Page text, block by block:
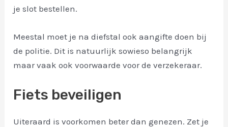
je slot bestellen.
Meestal moet je na diefstal ook aangifte doen bij
de politie. Dit is natuurlijk sowieso belangrijk
maar vaak ook voorwaarde voor de verzekeraar.
Fiets beveiligen
Uiteraard is voorkomen beter dan genezen. Zet je